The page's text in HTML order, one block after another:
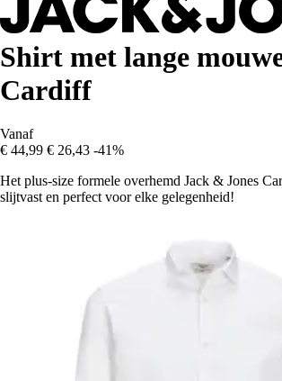
Shirt met lange
Cardiff
Vanaf
€ 44,99 € 26,43 -41%
Het plus-size formele overhemd Jack & Jones
slijtvast en perfect voor elke gelegenheid!